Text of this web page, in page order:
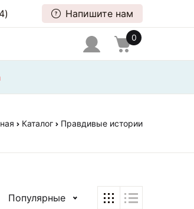
Напишите нам
0
Каталог Правдивые истории
Популярные